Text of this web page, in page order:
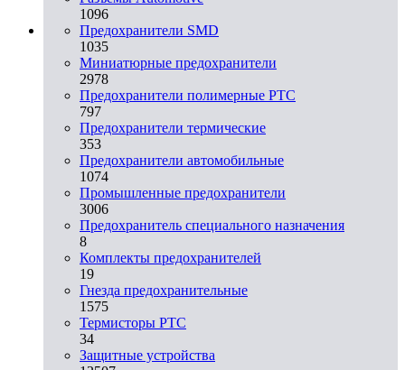
1096
Предохранители SMD
1035
Миниатюрные предохранители
2978
Предохранители полимерные PTC
797
Предохранители термические
353
Предохранители автомобильные
1074
Промышленные предохранители
3006
Предохранитель специального назначения
8
Комплекты предохранителей
19
Гнезда предохранительные
1575
Термисторы PTC
34
Защитные устройства